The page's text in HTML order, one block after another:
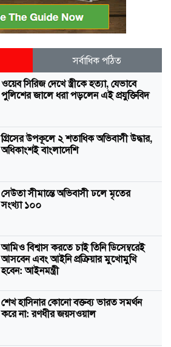
সর্বাধিক পঠিত
ওয়েব সিরিজ দেখে স্ত্রীকে হত্যা, যেভাবে
পুলিশের জালে ধরা পড়লেন এই প্রযুক্তিবিদ
গ্রিসের উপকূলে ২ শতাধিক অভিবাসী উদ্ধার,
অধিকাংশই বাংলাদেশি
সেউতা সীমান্তে অভিবাসী ঢলে মৃতের
সংখ্যা ১০০
আমিও বিশ্বাস করতে চাই তিনি ডিসেম্বরেই
আসবেন এবং আইনি প্রক্রিয়ার মুখোমুখি
হবেন: আইনমন্ত্রী
শেখ হাসিনার কোনো বক্তব্য ভারত সমর্থন
করে না: রণধীর জয়সওয়াল